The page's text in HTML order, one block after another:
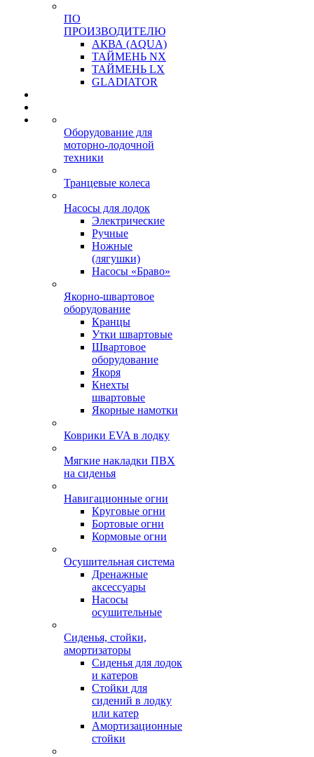
ПО
ПРОИЗВОДИТЕЛЮ
АКВА (AQUA)
ТАЙМЕНЬ NX
ТАЙМЕНЬ LX
GLADIATOR
Оборудование для
моторно-лодочной
техники
Транцевые колеса
Насосы для лодок
Электрические
Ручные
Ножные
(лягушки)
Насосы «Браво»
Якорно-швартовое
оборудование
Кранцы
Утки швартовые
Швартовое
оборудование
Якоря
Кнехты
швартовые
Якорные намотки
Коврики EVA в лодку
Мягкие накладки ПВХ
на сиденья
Навигационные огни
Круговые огни
Бортовые огни
Кормовые огни
Осушительная система
Дренажные
аксессуары
Насосы
осушительные
Сиденья, стойки,
амортизаторы
Сиденья для лодок
и катеров
Стойки для
сидений в лодку
или катер
Амортизационные
стойки